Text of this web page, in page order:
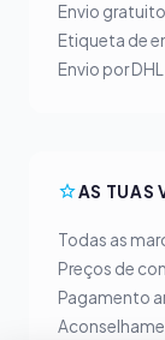
Envio gratuito
Etiqueta de
Envio por DHL
AS TUAS
Todas as
Preços de
Pagamento